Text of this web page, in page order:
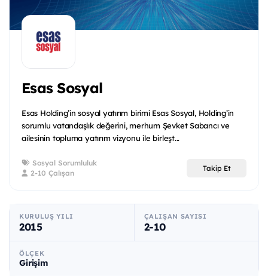
Esas Sosyal
Esas Holding’in sosyal yatırım birimi Esas Sosyal, Holding’in
sorumlu vatandaşlık değerini, merhum Şevket Sabancı ve
ailesinin topluma yatırım vizyonu ile birleşt...
Sosyal Sorumluluk
2-10 Çalışan
Takip Et
KURULUŞ YILI
2015
ÇALIŞAN SAYISI
2-10
ÖLÇEK
Girişim